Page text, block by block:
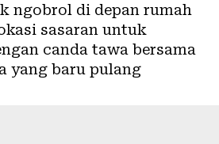
ngobrol di depan rumah
sasaran untuk
canda tawa bersama
yang baru pulang